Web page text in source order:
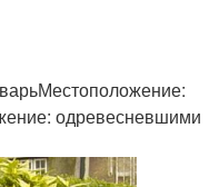
одревесневшими